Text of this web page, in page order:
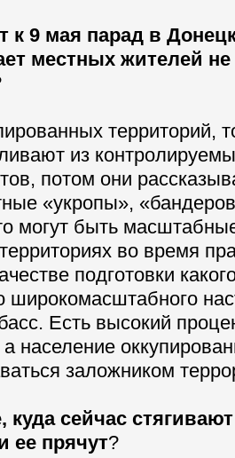
к 9 мая парад в
местных жителей
территорий,
из
потом они
«укропы»,
могут быть
во время
подготовки
широкомасштабного
Есть высокий
население
заложником
сейчас
ее прячут?